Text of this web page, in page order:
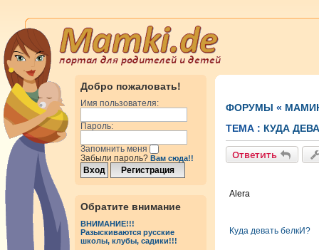
Добро пожаловать!
Имя пользователя:
Пароль:
Запомнить меня
Забыли пароль? Вам сюда!!
Обратите внимание
ВНИМАНИЕ!!!
Разыскиваются русские
школы, клубы, садики!!!
ФОРУМЫ «
ТЕМА : КУДА
Ответить
Alera
Куда девать белкИ?